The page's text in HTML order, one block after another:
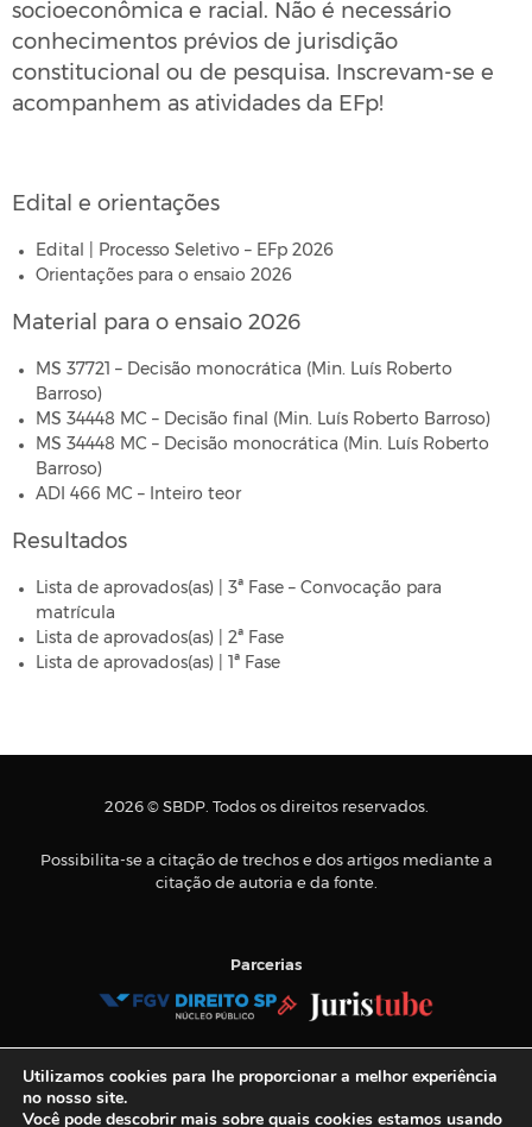
socioeconômica e racial. Não é necessário
conhecimentos prévios de jurisdição
constitucional ou de pesquisa. Inscrevam-se e
acompanhem as atividades da EFp!
Edital e orientações
Edital | Processo Seletivo – EFp 2026
Orientações para o ensaio 2026
Material para o ensaio 2026
MS 37721 – Decisão monocrática (Min. Luís Roberto
Barroso)
MS 34448 MC – Decisão final (Min. Luís Roberto Barroso)
MS 34448 MC – Decisão monocrática (Min. Luís Roberto
Barroso)
ADI 466 MC – Inteiro teor
Resultados
Lista de aprovados(as) | 3ª Fase – Convocação para
matrícula
Lista de aprovados(as) | 2ª Fase
Lista de aprovados(as) | 1ª Fase
2026 © SBDP. Todos os direitos reservados.
Possibilita-se a citação de trechos e dos artigos mediante a
citação de autoria e da fonte.
Parcerias
E-mail:sbdp@sbdp.org.br
Utilizamos cookies para lhe proporcionar a melhor experiência
no nosso site.
Você pode descobrir mais sobre quais cookies estamos usando